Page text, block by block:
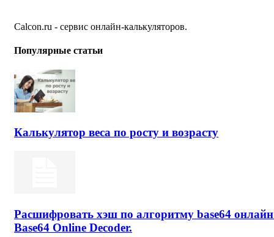
Calcon.ru - сервис онлайн-калькуляторов.
Популярные статьи
Калькулятор веса по росту и возрасту
Расшифровать хэш по алгоритму base64
Base64 Online Decoder.